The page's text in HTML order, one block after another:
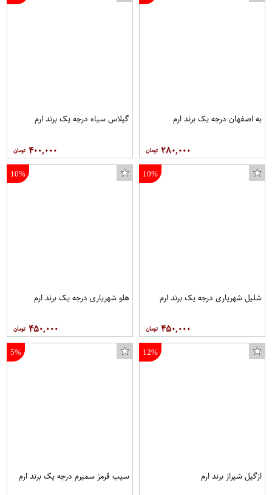
به اصفهان درجه یک برند ارم
۲۸۰,۰۰۰
گیلاس سیاه درجه یک برند ارم
۴۰۰,۰۰۰
10%
شلیل شهریاری درجه یک برند ارم
۴۵۰,۰۰۰
10%
هلو شهریاری درجه یک برند ارم
۴۵۰,۰۰۰
12%
ازگیل شیراز برند ارم
5%
سیب قرمز سمیرم درجه یک برند ارم